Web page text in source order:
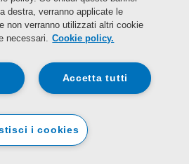
sui dati personali
archiviato su di
come li trattiamo e
stessi.
dei dati: diritto a
fornitici, copia che
a Lei o a terzi,
da Lei richiesto, in un
destra, verranno applicate le
non verranno utilizzati altri cookie
necessari. Cookie policy.
Accetta tutti
i cookies